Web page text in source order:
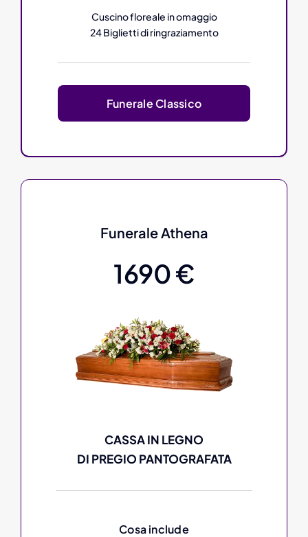
Cuscino floreale in omaggio
24 Biglietti di ringraziamento
Funerale Classico
Funerale Athena
1690 €
CASSA IN LEGNO
DI PREGIO PANTOGRAFATA
Cosa include